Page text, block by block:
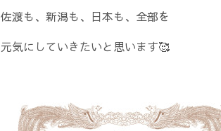
佐渡も、新潟も、日本も、全部を
元気にしていきたいと思います🥰